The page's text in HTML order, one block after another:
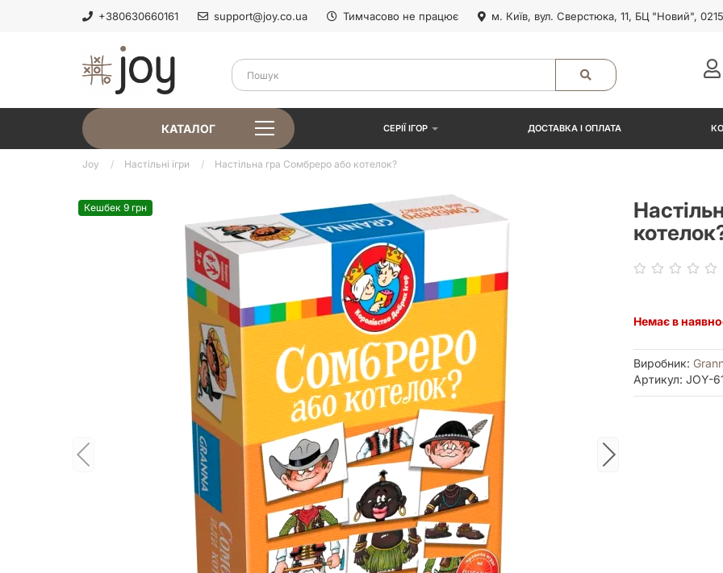
+380630660161 support@joy.co.ua Тимчасово не працює м. Київ, вул. Сверстюка, 11, БЦ "Новий",
КАТАЛОГ СЕРІЇ ІГОР ДОСТАВКА І ОПЛАТА
Joy Настільні ігри Настільна гра Сомбреро або котелок?
Кешбек 9 грн
Немає в
Виробник:
Артикул: JOY-